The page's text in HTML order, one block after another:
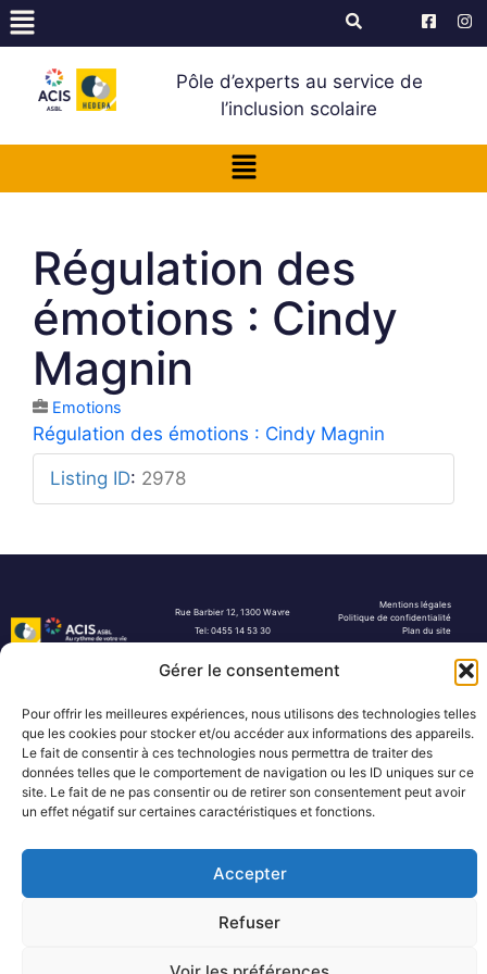
Gérer le consentement
Pour offrir les meilleures expériences, nous utilisons des technologies telles
que les cookies pour stocker et/ou accéder aux informations des appareils.
Le fait de consentir à ces technologies nous permettra de traiter des
données telles que le comportement de navigation ou les ID uniques sur ce
site. Le fait de ne pas consentir ou de retirer son consentement peut avoir
un effet négatif sur certaines caractéristiques et fonctions.
Accepter
Refuser
Pôle d’experts au service de
l’inclusion scolaire
Régulation des
émotions : Cindy
Magnin
Emotions
Régulation des émotions : Cindy Magnin
Listing ID: 2978
Rue Barbier 12, 1300 Wavre
Tel: 0455 14 53 30
Mentions légales
Politique de confidentialité
Plan du site